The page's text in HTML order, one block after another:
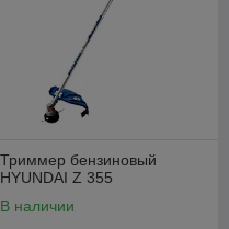
Триммер бензиновый
HYUNDAI Z 355
В наличии